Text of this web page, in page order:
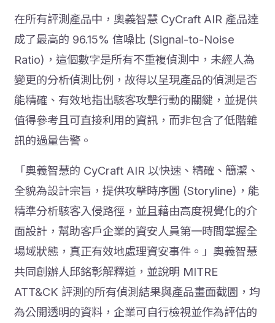
在所有評測產品中，奧義智慧 CyCraft AIR 產品達
成了最高的 96.15% 信噪比 (Signal-to-Noise
Ratio)，這個數字是所有不重複偵測中，未經人為
變更的分析偵測比例，故得以呈現產品的偵測是否
能精確、有效地指出駭客攻擊行動的關鍵，並提供
值得參考且可直接利用的資訊，而非包含了低階雜
訊的過量告警。
「奧義智慧的 CyCraft AIR 以快速、精確、簡潔、
全貌為設計宗旨，提供攻擊時序圖 (Storyline)，能
精準分析駭客入侵路徑，並且藉由高度視覺化的介
面設計，幫助客戶企業的資安人員第一時間掌握全
場域狀態，真正有效地處理資安事件。」奧義智慧
共同創辦人邱銘彰解釋道，並說明 MITRE
ATT&CK 評測的所有偵測結果與產品畫面截圖，均
為公開透明的資料，企業可自行檢視並作為評估的